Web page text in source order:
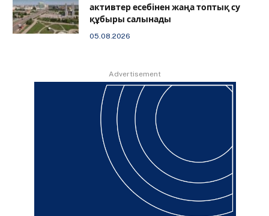
активтер есебінен жаңа топтық су
құбыры салынады
05.08.2026
Advertisement